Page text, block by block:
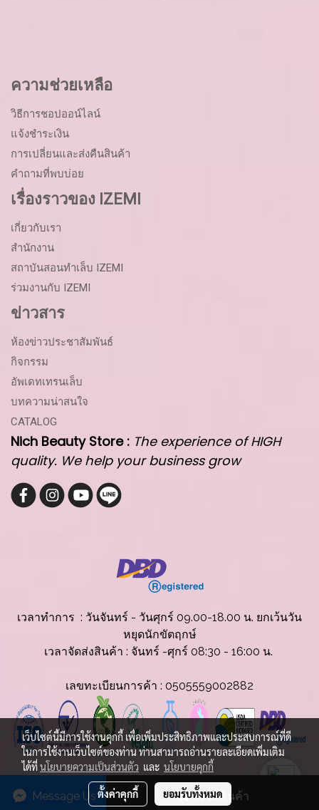
สั่งซื้อสินค้า
Message Us
ความช่วยเหลือ
วิธีการชอปออน์ไลน์
แจ้งชำระเงิน
การเปลี่ยนและส่งคืนสินค้า
คำถามที่พบบ่อย
เรื่องราวของ IZEMI
เกี่ยวกับเรา
สำนักงาน
สถาบันสอนทำเล็บ IZEMI
ร่วมงานกับ IZEMI
ข่าวสาร
ห้องข่าวประชาสัมพันธ์
กิจกรรม
อัพเดทเทรนเล็บ
บทความน่าสนใจ
CATALOG
Nich Beauty Store : The experience of HIGH
quality. We help your business grow
เวลาทำการ : วันจันทร์ - วันศุกร์ 09.00-18.00 น. ยกเว้นวัน
หยุดนักขัตฤกษ์
เวลาจัดส่งสินค้า : จันทร์ -ศุกร์ 08:30 - 16:00 น.
เลขทะเบียนการค้า : 0505559002882
© Copyright 2025 All Rights Reserved.
เว็บไซต์นี้มีการใช้งานคุกกี้ เพื่อเพิ่มประสิทธิภาพและประสบการณ์ที่ดี
ในการใช้งานเว็บไซต์ของท่าน ท่านสามารถอ่านรายละเอียดเพิ่มเติม
ได้ที่นโยบายความเป็นส่วนตัว และ นโยบายคุกกี้
ตั้งค่าคุกกี้ ยอมรับทั้งหมด